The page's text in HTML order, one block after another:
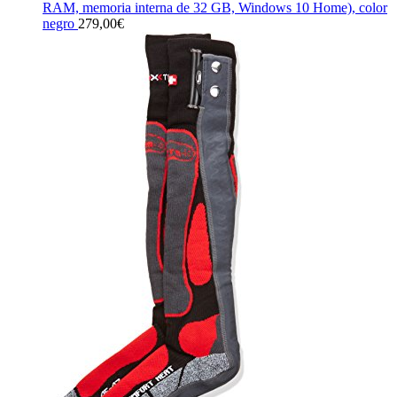
RAM, memoria interna de 32 GB, Windows 10 Home), color
negro 279,00€